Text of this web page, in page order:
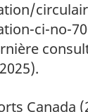
ci-no-
Canada